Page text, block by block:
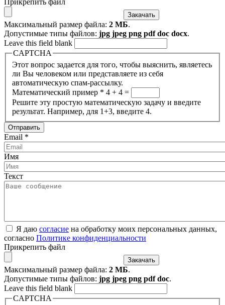
Максимальный размер файла: 2 МБ.
Допустимые типы файлов: jpg jpeg png pdf doc docx.
Leave this field blank
CAPTCHA
Этот вопрос задается для того, чтобы выяснить, являетесь
ли Вы человеком или представляете из себя
автоматическую спам-рассылку.
Математический пример * 4 + 4 =
Решите эту простую математическую задачу и введите
результат. Например, для 1+3, введите 4.
Email *
Имя
Текст
Я даю согласие на обработку моих персональных данных,
согласно Политике конфиденциальности
Прикрепить файл
Максимальный размер файла: 2 МБ.
Допустимые типы файлов: jpg jpeg png pdf doc.
Leave this field blank
CAPTCHA